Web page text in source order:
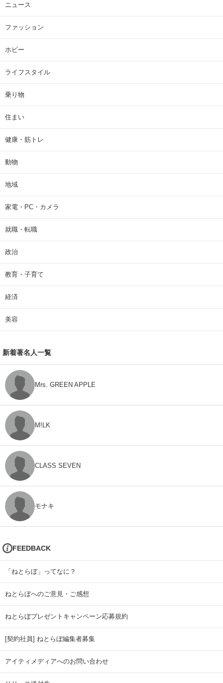
ニュース
ファッション
ホビー
ライフスタイル
乗り物
住まい
健康・筋トレ
動物
地域
家電・PC・カメラ
就職・転職
政治
教育・子育て
経済
美容
新着著名人一覧
Mrs. GREEN APPLE
M!LK
CLASS SEVEN
モナキ
FEEDBACK
「ねとらぼ」ってなに？
ねとらぼへのご意見・ご感想
ねとらぼプレゼントキャンペーン応募規約
[契約社員] ねとらぼ編集者募集
アイティメディアへのお問い合わせ